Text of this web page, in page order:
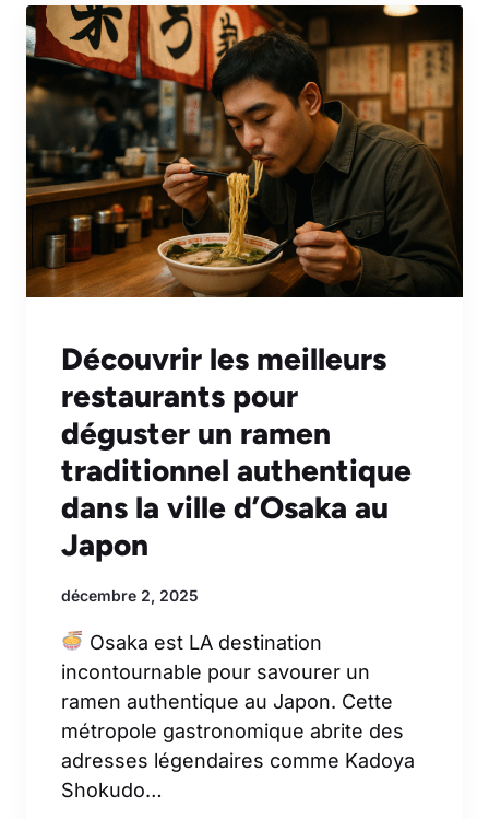
Découvrir les meilleurs
restaurants pour
déguster un ramen
traditionnel authentique
dans la ville d’Osaka au
Japon
décembre 2, 2025
Osaka est LA destination
incontournable pour savourer un
ramen authentique au Japon. Cette
métropole gastronomique abrite des
adresses légendaires comme Kadoya
Shokudo…